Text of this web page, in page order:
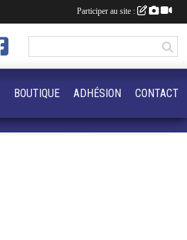
BOUTIQUE ADHÉSION CONTACT
Participer au site :